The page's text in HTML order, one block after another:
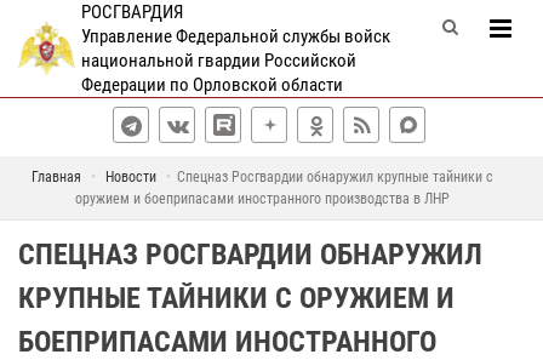
РОСГВАРДИЯ
Управление Федеральной службы войск
национальной гвардии Российской
Федерации по Орловской области
Главная Новости
Спецназ Росгвардии обнаружил крупные тайники с
оружием и боеприпасами иностранного производства в ЛНР
СПЕЦНАЗ РОСГВАРДИИ ОБНАРУЖИЛ
КРУПНЫЕ ТАЙНИКИ С ОРУЖИЕМ И
БОЕПРИПАСАМИ ИНОСТРАННОГО